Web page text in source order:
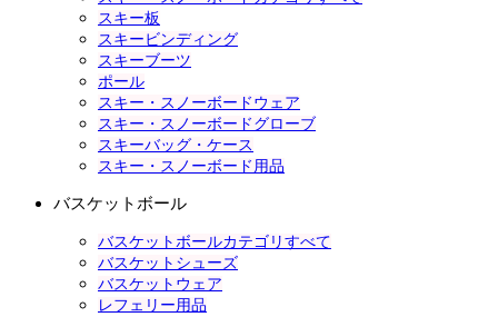
スキー板
スキービンディング
スキーブーツ
ポール
スキー・スノーボードウェア
スキー・スノーボードグローブ
スキーバッグ・ケース
スキー・スノーボード用品
バスケットボール
バスケットボールカテゴリすべて
バスケットシューズ
バスケットウェア
レフェリー用品